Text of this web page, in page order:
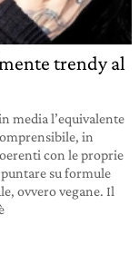
trendy al
media l’equivalente
in
con le proprie
puntare su formule
ovvero vegane. Il